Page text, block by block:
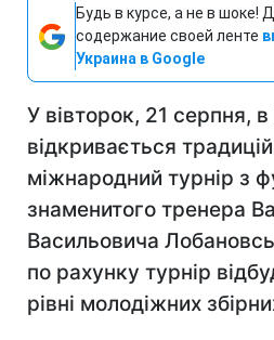
Будь в курсе, а не в шоке!
содержание своей ленте
Украина в Google
У вівторок, 21 серпня, в
відкривається
міжнародний турнір з
знаменитого тренера
Васильовича
по рахунку турнір
рівні молодіжних